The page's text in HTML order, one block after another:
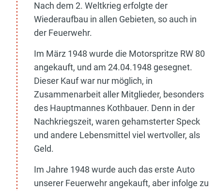
Nach dem 2. Weltkrieg erfolgte der
Wiederaufbau in allen Gebieten, so auch in
der Feuerwehr.
Im März 1948 wurde die Motorspritze RW 80
angekauft, und am 24.04.1948 gesegnet.
Dieser Kauf war nur möglich, in
Zusammenarbeit aller Mitglieder, besonders
des Hauptmannes Kothbauer. Denn in der
Nachkriegszeit, waren gehamsterter Speck
und andere Lebensmittel viel wertvoller, als
Geld.
Im Jahre 1948 wurde auch das erste Auto
unserer Feuerwehr angekauft, aber infolge zu